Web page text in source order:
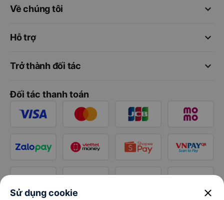
keyboard_arrow_down
Về chúng tôi
keyboard_arrow_down
Hỗ trợ
keyboard_arrow_down
Trở thành đối tác
Đối tác thanh toán
Sử dụng cookie close